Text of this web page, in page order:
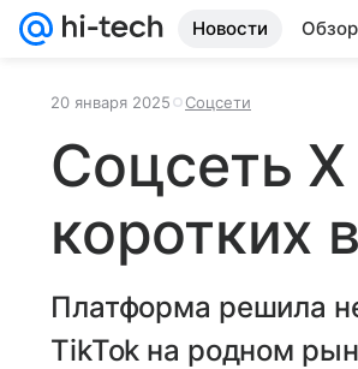
Новости
20 января 2025 Соцсети
Соцсеть X
коротких
Платформа решила
TikTok на родном